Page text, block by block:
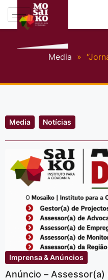
Media »
Media Notícias
Imprensa & Anúncios
Anúncio – Assessor(a)